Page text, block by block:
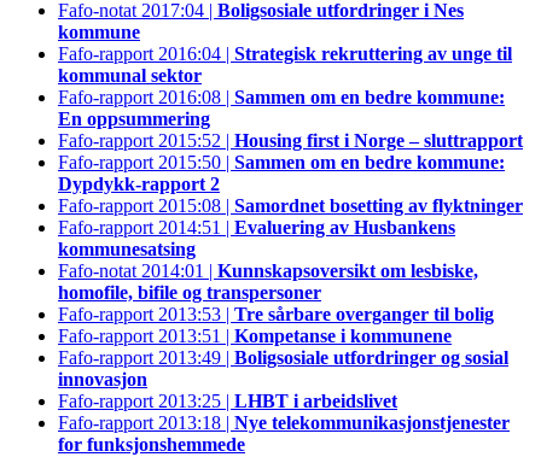
Fafo-notat 2017:04 | Boligsosiale utfordringer i Nes
kommune
Fafo-rapport 2016:04 | Strategisk rekruttering av unge til
kommunal sektor
Fafo-rapport 2016:08 | Sammen om en bedre kommune:
En oppsummering
Fafo-rapport 2015:52 | Housing first i Norge – sluttrapport
Fafo-rapport 2015:50 | Sammen om en bedre kommune:
Dypdykk-rapport 2
Fafo-rapport 2015:08 | Samordnet bosetting av flyktninger
Fafo-rapport 2014:51 | Evaluering av Husbankens
kommunesatsing
Fafo-notat 2014:01 | Kunnskapsoversikt om lesbiske,
homofile, bifile og transpersoner
Fafo-rapport 2013:53 | Tre sårbare overganger til bolig
Fafo-rapport 2013:51 | Kompetanse i kommunene
Fafo-rapport 2013:49 | Boligsosiale utfordringer og sosial
innovasjon
Fafo-rapport 2013:25 | LHBT i arbeidslivet
Fafo-rapport 2013:18 | Nye telekommunikasjonstjenester
for funksjonshemmede